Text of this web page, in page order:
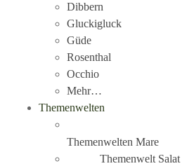
Dibbern
Gluckigluck
Güde
Rosenthal
Occhio
Mehr…
Themenwelten
Themenwelten Mare
Themenwelt Salat